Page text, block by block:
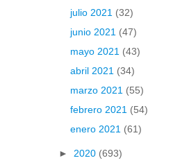
julio 2021 (32)
junio 2021 (47)
mayo 2021 (43)
abril 2021 (34)
marzo 2021 (55)
febrero 2021 (54)
enero 2021 (61)
► 2020 (693)